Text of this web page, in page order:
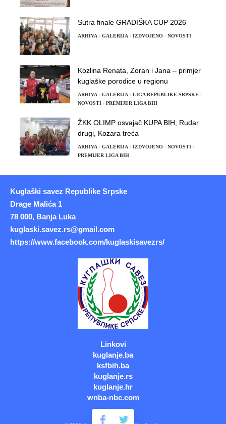
Sutra finale GRADIŠKA CUP 2026
ARHIVA GALERIJA IZDVOJENO NOVOSTI
Kozlina Renata, Zoran i Jana – primjer
kuglaške porodice u regionu
ARHIVA GALERIJA
LIGA REPUBLIKE SRPSKE
NOVOSTI
PREMIJER LIGA BIH
ŽKK OLIMP osvajač KUPA BIH, Rudar
drugi, Kozara treća
ARHIVA GALERIJA IZDVOJENO
NOVOSTI
PREMIJER LIGA BIH
Kuglaški savez Republike Srpske
Drage Malića 1
78 000, Banja Luka
kuglaski.savez.rs@gmail.com
https://www.facebook.com/kuglaskisavezrs/
Linkovi
kuglanje.ba
ksfbih.ba
kuglanje.rs
kuglanje.hr
wnba-nbc.com